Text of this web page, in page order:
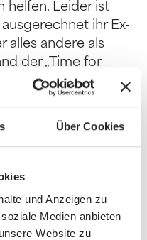
Über Cookies
und Anzeigen zu
Medien anbieten
Website zu
helfen. Leider ist
ihr Ex-
alles andere als
der „Time for
L. Andersson:
Liebe hat ihren
Freundinnen Chloe,
die Hürden des
Band 1: All We
Were Mine
Yours Tomorrow -
erschien